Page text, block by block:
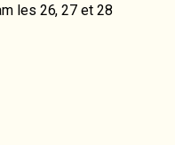
les 26, 27 et 28